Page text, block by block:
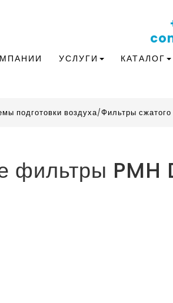
УСЛУГИ КАТАЛОГ
подготовки воздуха/Фильтры сжатого
фильтры